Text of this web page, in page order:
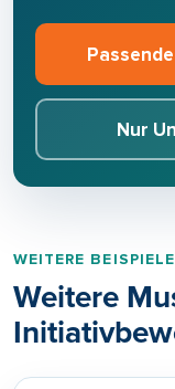
Nur
WEITERE BEISPIELE
Weitere